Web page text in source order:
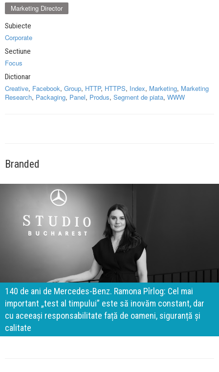
Marketing Director
Subiecte
Corporate
Sectiune
Focus
Dictionar
Creative, Facebook, Group, HTTP, HTTPS, Index, Marketing, Marketing
Research, Packaging, Panel, Produs, Segment de piata, WWW
Branded
140 de ani de Mercedes-Benz. Ramona Pîrlog: Cel mai
important „test al timpului” este să inovăm constant, dar
cu aceeași responsabilitate față de oameni, siguranță și
calitate